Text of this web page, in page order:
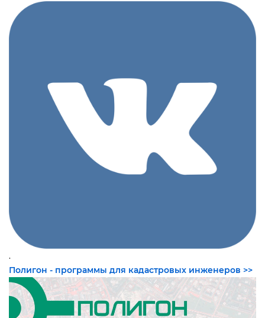
.
Полигон - программы для кадастровых инженеров >>